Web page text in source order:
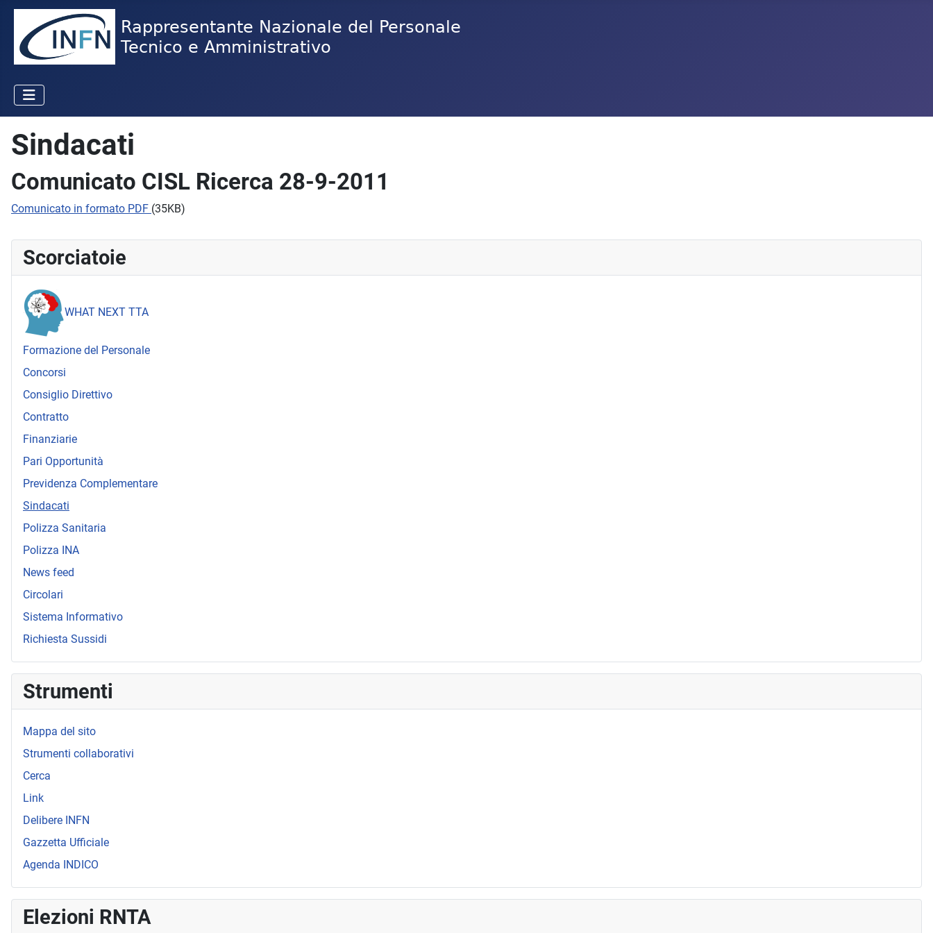
Scorciatoie
WHAT NEXT TTA
Formazione del Personale
Concorsi
Consiglio Direttivo
Contratto
Finanziarie
Pari Opportunità
Previdenza Complementare
Sindacati
Polizza Sanitaria
Polizza INA
News feed
Circolari
Sistema Informativo
Richiesta Sussidi
Strumenti
Mappa del sito
Strumenti collaborativi
Cerca
Link
Delibere INFN
Gazzetta Ufficiale
Agenda INDICO
Elezioni RNTA
Sindacati
Comunicato CISL Ricerca 28-9-2011
Comunicato in formato PDF (35KB)